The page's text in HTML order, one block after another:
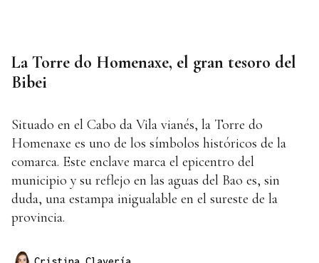
La Torre do Homenaxe, el gran tesoro del
Bibei
Situado en el Cabo da Vila vianés, la Torre do
Homenaxe es uno de los símbolos históricos de la
comarca. Este enclave marca el epicentro del
municipio y su reflejo en las aguas del Bao es, sin
duda, una estampa inigualable en el sureste de la
provincia.